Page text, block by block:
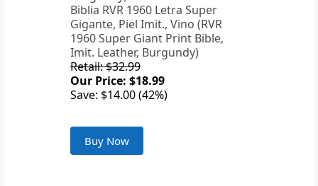
Biblia RVR 1960 Letra Super
Gigante, Piel Imit., Vino (RVR
1960 Super Giant Print Bible,
Imit. Leather, Burgundy)
Retail: $32.99
Our Price: $18.99
Save: $14.00 (42%)
Buy Now